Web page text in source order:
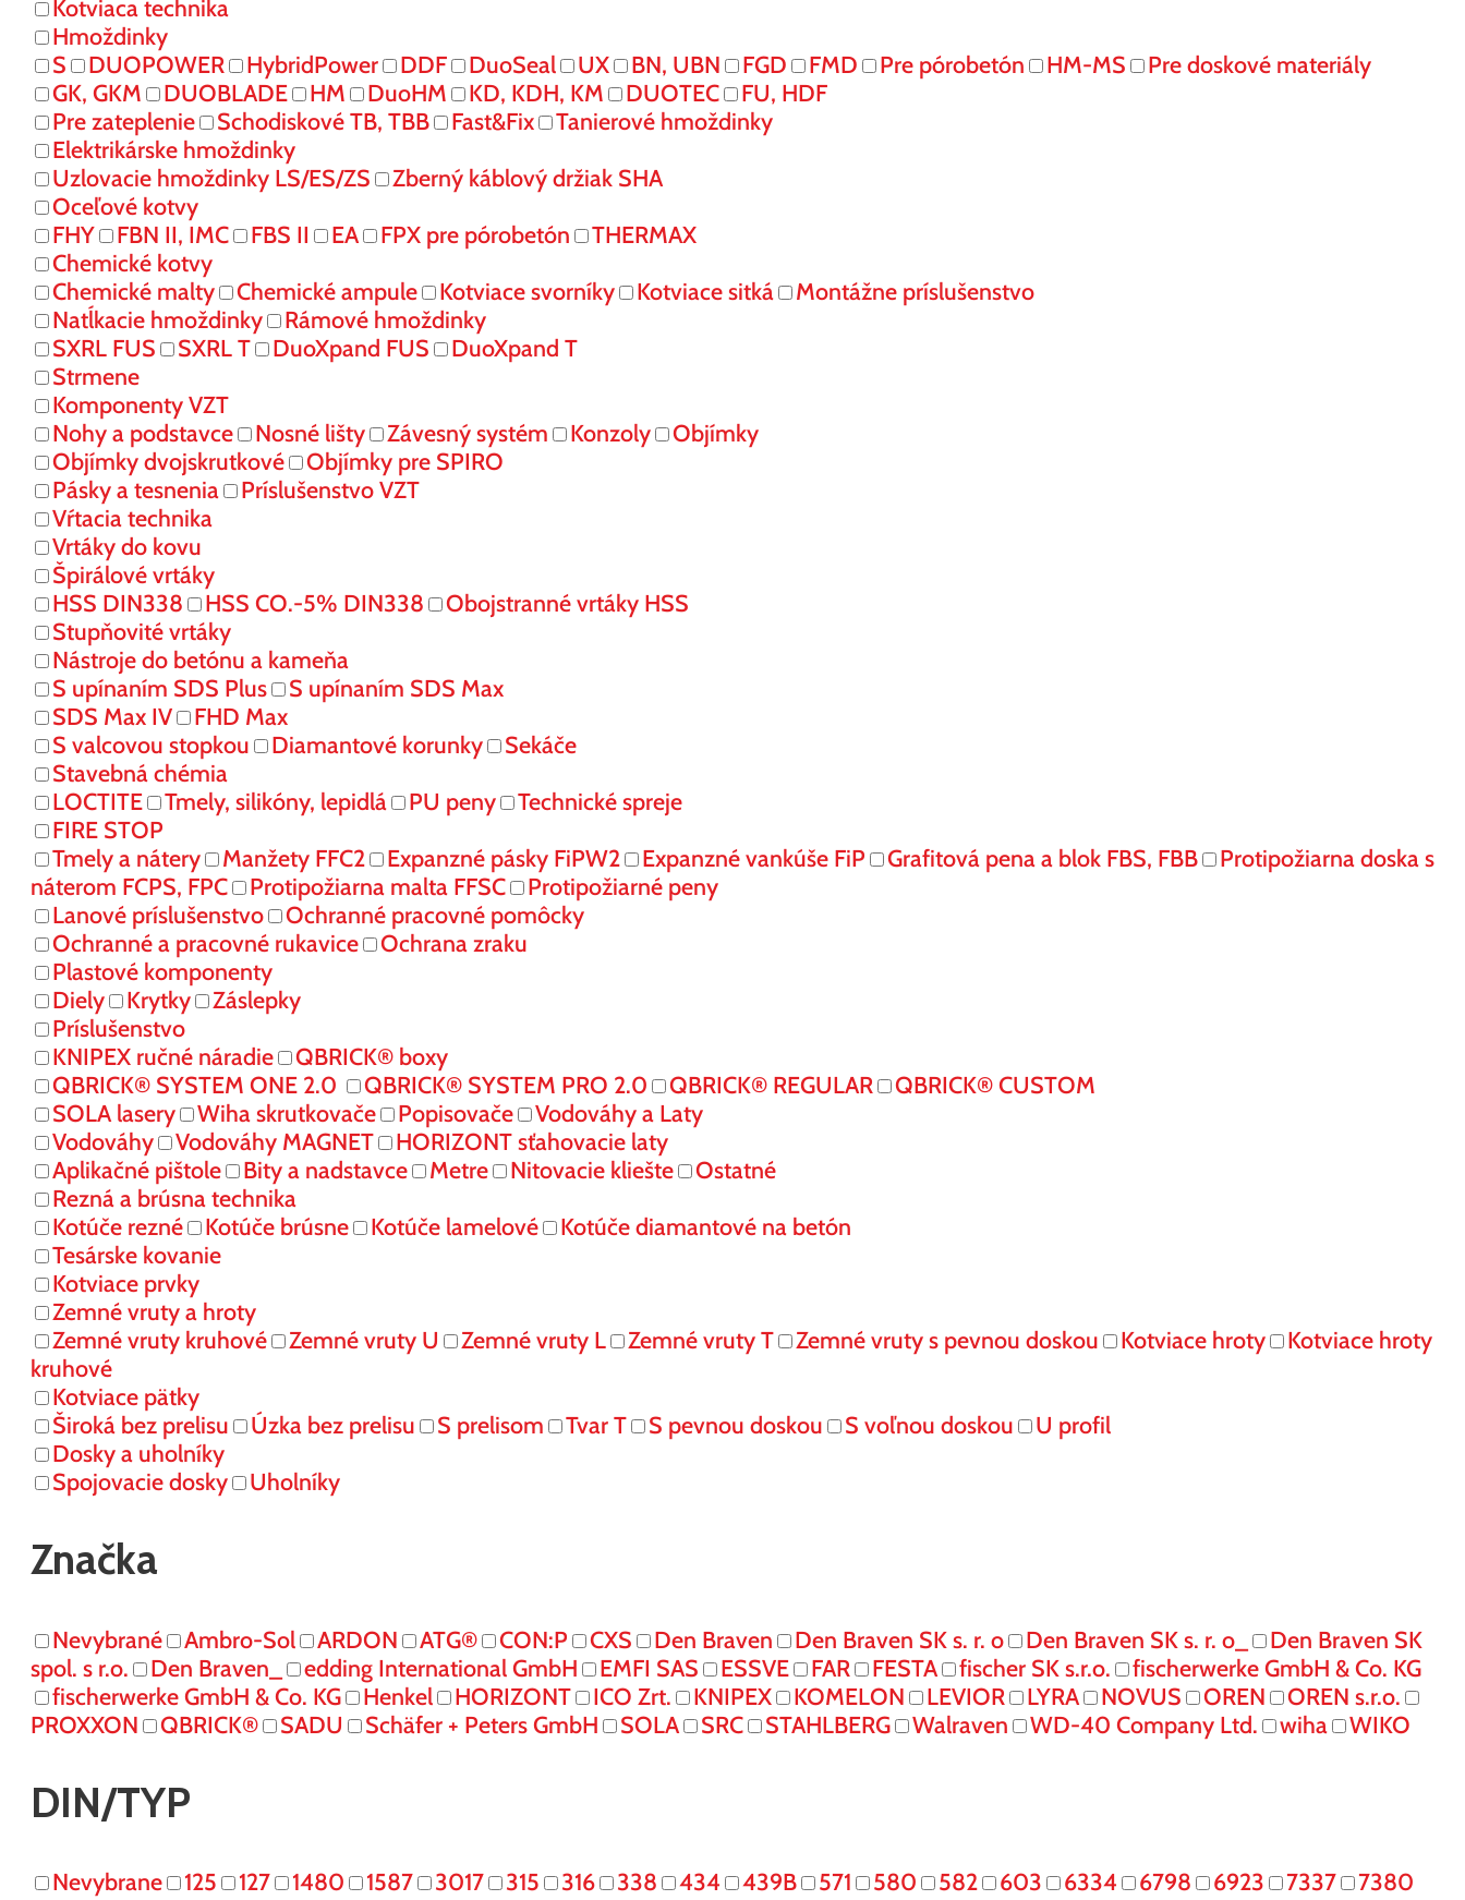
Kotviaca technika
Hmoždinky
S
DUOPOWER HybridPower DDF DuoSeal UX BN, UBN FGD FMD Pre pórobetón HM-MS
Pre doskové materiály
GK, GKM
DUOBLADE HM DuoHM KD, KDH, KM DUOTEC
FU, HDF
Pre zateplenie
Schodiskové TB, TBB Fast&Fix
Tanierové hmoždinky
Elektrikárske hmoždinky
Uzlovacie hmoždinky LS/ES/ZS
Zberný káblový držiak SHA
Oceľové kotvy
FHY
FBN II, IMC FBS II EA FPX pre pórobetón
THERMAX
Chemické kotvy
Chemické malty
Chemické ampule Kotviace svorníky Kotviace sitká
Montážne príslušenstvo
Natĺkacie hmoždinky
Rámové hmoždinky
SXRL FUS
SXRL T DuoXpand FUS
DuoXpand T
Strmene
Komponenty VZT
Nohy a podstavce
Nosné lišty Závesný systém Konzoly
Objímky
Objímky dvojskrutkové
Objímky pre SPIRO
Pásky a tesnenia
Príslušenstvo VZT
Vŕtacia technika
Vrtáky do kovu
Špirálové vrtáky
HSS DIN338
HSS CO.-5% DIN338
Obojstranné vrtáky HSS
Stupňovité vrtáky
Nástroje do betónu a kameňa
S upínaním SDS Plus
S upínaním SDS Max
SDS Max IV
FHD Max
S valcovou stopkou
Diamantové korunky
Sekáče
Stavebná chémia
LOCTITE
Tmely, silikóny, lepidlá PU peny
Technické spreje
FIRE STOP
Tmely a nátery
Manžety FFC2 Expanzné pásky FiPW2 Expanzné vankúše FiP Grafitová pena a blok FBS, FBB
Protipožiarna doska s
náterom FCPS, FPC
Protipožiarna malta FFSC
Protipožiarné peny
Lanové príslušenstvo
Ochranné pracovné pomôcky
Ochranné a pracovné rukavice
Ochrana zraku
Plastové komponenty
Diely
Krytky
Záslepky
Príslušenstvo
KNIPEX ručné náradie
QBRICK® boxy
QBRICK® SYSTEM ONE 2.0
QBRICK® SYSTEM PRO 2.0 QBRICK® REGULAR
QBRICK® CUSTOM
SOLA lasery
Wiha skrutkovače Popisovače
Vodováhy a Laty
Vodováhy
Vodováhy MAGNET
HORIZONT sťahovacie laty
Aplikačné pištole
Bity a nadstavce Metre Nitovacie kliešte
Ostatné
Rezná a brúsna technika
Kotúče rezné
Kotúče brúsne Kotúče lamelové
Kotúče diamantové na betón
Tesárske kovanie
Kotviace prvky
Zemné vruty a hroty
Zemné vruty kruhové
Zemné vruty U Zemné vruty L Zemné vruty T Zemné vruty s pevnou doskou Kotviace hroty
Kotviace hroty
kruhové
Kotviace pätky
Široká bez prelisu
Úzka bez prelisu S prelisom Tvar T S pevnou doskou S voľnou doskou
U profil
Dosky a uholníky
Spojovacie dosky
Uholníky
Značka
Nevybrané Ambro-Sol ARDON ATG® CON:P CXS Den Braven Den Braven SK s. r. o Den Braven SK s. r. o_
Den Braven SK
spol. s r.o.
Den Braven_ edding International GmbH EMFI SAS ESSVE FAR FESTA fischer SK s.r.o.
fischerwerke GmbH & Co. KG
fischerwerke GmbH & Co. KG
Henkel HORIZONT ICO Zrt. KNIPEX KOMELON LEVIOR LYRA NOVUS OREN
OREN s.r.o.
PROXXON
QBRICK® SADU Schäfer + Peters GmbH SOLA SRC STAHLBERG Walraven WD-40 Company Ltd. wiha WIKO
DIN/TYP
Nevybrane 125 127 1480 1587 3017 315 316 338 434 439B 571 580 582 603 6334 6798 6923 7337
7380